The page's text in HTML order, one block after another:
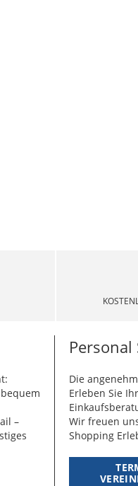
–
Die
Erleben Sie
Wir freuen
Shopping